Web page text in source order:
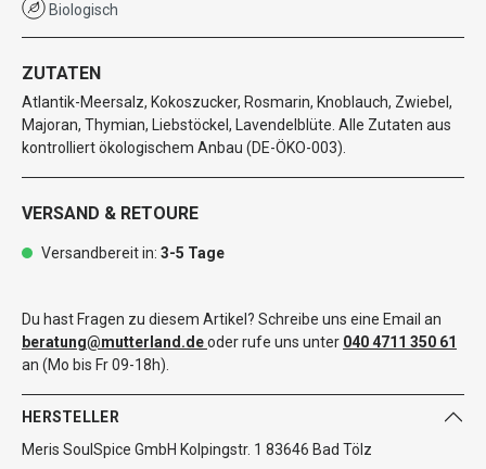
Biologisch
ZUTATEN
Atlantik-Meersalz, Kokoszucker, Rosmarin, Knoblauch, Zwiebel,
Majoran, Thymian, Liebstöckel, Lavendelblüte. Alle Zutaten aus
kontrolliert ökologischem Anbau (DE-ÖKO-003).
VERSAND & RETOURE
Versandbereit in: 3-5 Tage
Du hast Fragen zu diesem Artikel? Schreibe uns eine Email an
beratung@mutterland.deoder rufe uns unter 040 4711 350 61
an (Mo bis Fr 09-18h).
HERSTELLER
Meris SoulSpice GmbH Kolpingstr. 1 83646 Bad Tölz